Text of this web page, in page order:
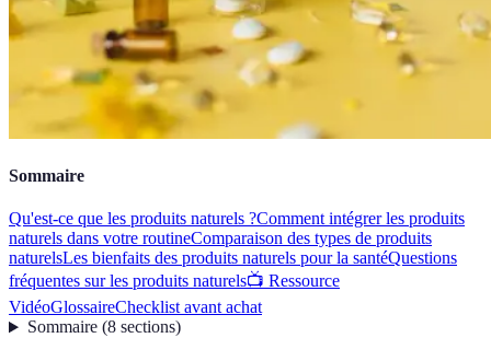
Sommaire
Qu'est-ce que les produits naturels ?Comment intégrer les produits
naturels dans votre routineComparaison des types de produits
naturelsLes bienfaits des produits naturels pour la santéQuestions
fréquentes sur les produits naturels📺 Ressource
VidéoGlossaireChecklist avant achat
Sommaire(8 sections)